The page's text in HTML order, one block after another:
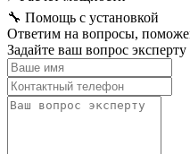
🔧 Помощь с установкой
Ответим на вопросы,
Задайте ваш вопрос эксперту